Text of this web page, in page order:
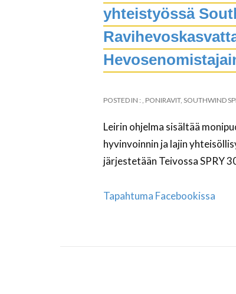
yhteistyössä
POSTED IN : , PONIRAVIT,SOUTHWIND
Leirin ohjelma sisältää
hyvinvoinnin ja lajin
järjestetään Teivossa SPRY
Tapahtuma Facebookissa